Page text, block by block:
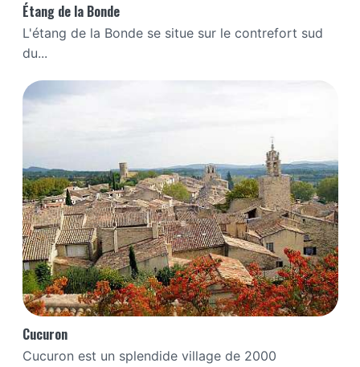
Étang de la Bonde
L'étang de la Bonde se situe sur le contrefort sud
du...
Cucuron
Cucuron est un splendide village de 2000